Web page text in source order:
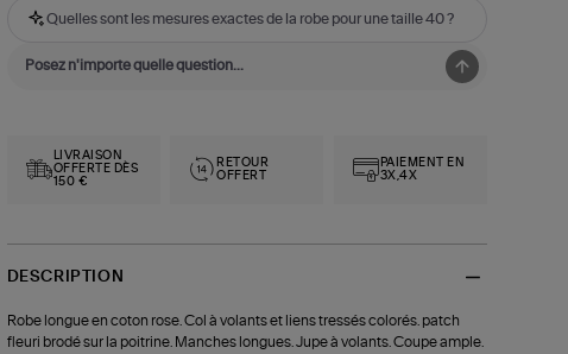
Quelles sont les mesures exactes de la robe pour une taille 40 ?
LIVRAISON
OFFERTE DÈS
150 €
RETOUR
OFFERT
PAIEMENT EN
3X,4X
DESCRIPTION
Robe longue en coton rose. Col à volants et liens tressés colorés. patch
fleuri brodé sur la poitrine. Manches longues. Jupe à volants. Coupe ample.